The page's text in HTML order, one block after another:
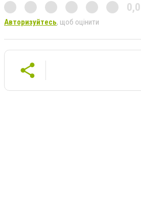
0,0
Авторизуйтесь, щоб оцінити